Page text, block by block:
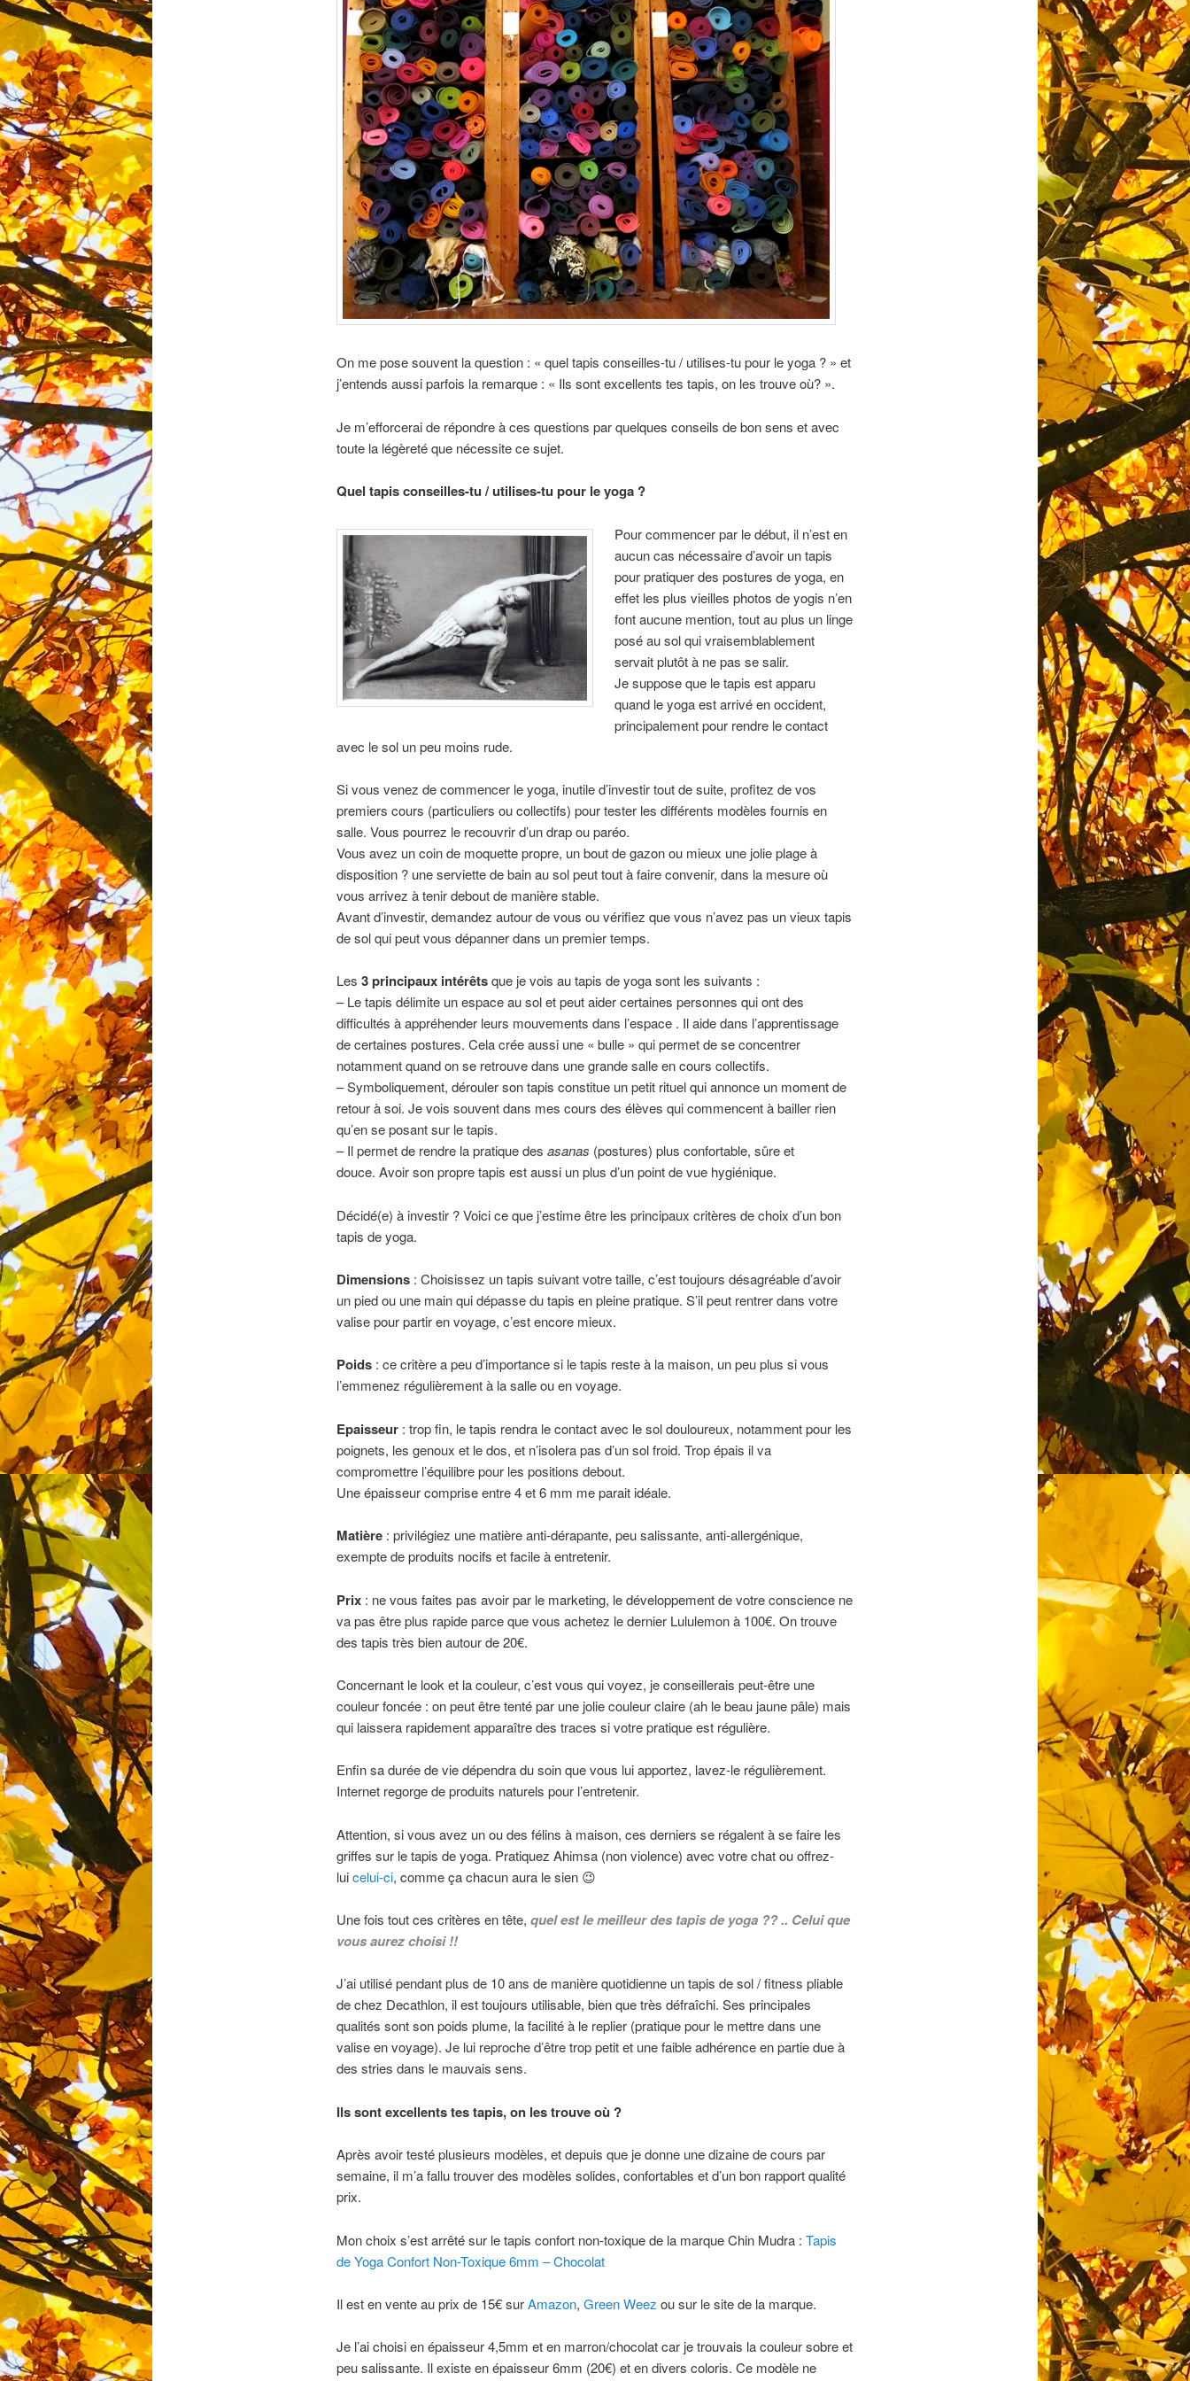
On me pose souvent la question : « quel tapis conseilles-tu / utilises-tu pour le yoga ? » et
j’entends aussi parfois la remarque : « Ils sont excellents tes tapis, on les trouve où? ».
Je m’efforcerai de répondre à ces questions par quelques conseils de bon sens et avec
toute la légèreté que nécessite ce sujet.
Quel tapis conseilles-tu / utilises-tu pour le yoga ?
Pour commencer par le début, il n’est en
aucun cas nécessaire d’avoir un tapis
pour pratiquer des postures de yoga, en
effet les plus vieilles photos de yogis n’en
font aucune mention, tout au plus un linge
posé au sol qui vraisemblablement
servait plutôt à ne pas se salir.
Je suppose que le tapis est apparu
quand le yoga est arrivé en occident,
principalement pour rendre le contact
avec le sol un peu moins rude.
Si vous venez de commencer le yoga, inutile d’investir tout de suite, profitez de vos
premiers cours (particuliers ou collectifs) pour tester les différents modèles fournis en
salle. Vous pourrez le recouvrir d’un drap ou paréo.
Vous avez un coin de moquette propre, un bout de gazon ou mieux une jolie plage à
disposition ? une serviette de bain au sol peut tout à faire convenir, dans la mesure où
vous arrivez à tenir debout de manière stable.
Avant d’investir, demandez autour de vous ou vérifiez que vous n’avez pas un vieux tapis
de sol qui peut vous dépanner dans un premier temps.
Les 3 principaux intérêtsque je vois au tapis de yoga sont les suivants :
– Le tapis délimite un espace au sol et peut aider certaines personnes qui ont des
difficultés à appréhender leurs mouvements dans l’espace . Il aide dans l’apprentissage
de certaines postures. Cela crée aussi une « bulle » qui permet de se concentrer
notamment quand on se retrouve dans une grande salle en cours collectifs.
– Symboliquement, dérouler son tapis constitue un petit rituel qui annonce un moment de
retour à soi. Je vois souvent dans mes cours des élèves qui commencent à bailler rien
qu’en se posant sur le tapis.
– Il permet de rendre la pratique des asanas (postures) plus confortable, sûre et
douce. Avoir son propre tapis est aussi un plus d’un point de vue hygiénique.
Décidé(e) à investir ? Voici ce que j’estime être les principaux critères de choix d’un bon
tapis de yoga.
Dimensions: Choisissez un tapis suivant votre taille, c’est toujours désagréable d’avoir
un pied ou une main qui dépasse du tapis en pleine pratique. S’il peut rentrer dans votre
valise pour partir en voyage, c’est encore mieux.
Poids: ce critère a peu d’importance si le tapis reste à la maison, un peu plus si vous
l’emmenez régulièrement à la salle ou en voyage.
Epaisseur: trop fin, le tapis rendra le contact avec le sol douloureux, notamment pour les
poignets, les genoux et le dos, et n’isolera pas d’un sol froid. Trop épais il va
compromettre l’équilibre pour les positions debout.
Une épaisseur comprise entre 4 et 6 mm me parait idéale.
Matière: privilégiez une matière anti-dérapante, peu salissante, anti-allergénique,
exempte de produits nocifs et facile à entretenir.
Prix: ne vous faites pas avoir par le marketing, le développement de votre conscience ne
va pas être plus rapide parce que vous achetez le dernier Lululemon à 100€. On trouve
des tapis très bien autour de 20€.
Concernant le look et la couleur, c’est vous qui voyez, je conseillerais peut-être une
couleur foncée : on peut être tenté par une jolie couleur claire (ah le beau jaune pâle) mais
qui laissera rapidement apparaître des traces si votre pratique est régulière.
Enfin sa durée de vie dépendra du soin que vous lui apportez, lavez-le régulièrement.
Internet regorge de produits naturels pour l’entretenir.
Attention, si vous avez un ou des félins à maison, ces derniers se régalent à se faire les
griffes sur le tapis de yoga. Pratiquez Ahimsa (non violence) avec votre chat ou offrez-
luicelui-ci, comme ça chacun aura le sien 😉
Une fois tout ces critères en tête, quel est le meilleur des tapis de yoga ??.. Celui que
vous aurez choisi !!
J’ai utilisé pendant plus de 10 ans de manière quotidienne un tapis de sol / fitness pliable
de chez Decathlon, il est toujours utilisable, bien que très défraîchi. Ses principales
qualités sont son poids plume, la facilité à le replier (pratique pour le mettre dans une
valise en voyage). Je lui reproche d’être trop petit et une faible adhérence en partie due à
des stries dans le mauvais sens.
Ils sont excellents tes tapis, on les trouve où ?
Après avoir testé plusieurs modèles, et depuis que je donne une dizaine de cours par
semaine, il m’a fallu trouver des modèles solides, confortables et d’un bon rapport qualité
prix.
Mon choix s’est arrêté sur le tapis confort non-toxique de la marque Chin Mudra : Tapis
de Yoga Confort Non-Toxique 6mm – Chocolat
Il est en vente au prix de 15€ surAmazon, Green Weez ou sur le site de la marque.
Je l’ai choisi en épaisseur 4,5mm et en marron/chocolat car je trouvais la couleur sobre et
peu salissante. Il existe en épaisseur 6mm (20€) et en divers coloris. Ce modèle ne